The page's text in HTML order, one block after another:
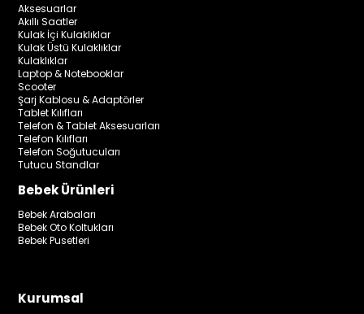
Aksesuarlar
Akıllı Saatler
Kulak İçi Kulaklıklar
Kulak Üstü Kulaklıklar
Kulaklıklar
Laptop & Notebooklar
Scooter
Şarj Kablosu & Adaptörler
Tablet Kılıfları
Telefon & Tablet Aksesuarları
Telefon Kılıfları
Telefon Soğutucuları
Tutucu Standlar
Bebek Ürünleri
Bebek Arabaları
Bebek Oto Koltukları
Bebek Pusetleri
Kurumsal